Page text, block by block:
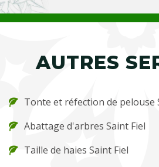
AUTRES
Tonte et réfection de pelouse
Abattage d'arbres Saint Fiel
Taille de haies Saint Fiel